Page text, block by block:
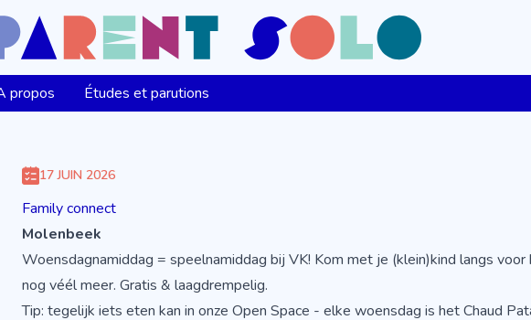
propos Études et parutions
17 JUIN 2026
Family connect
Molenbeek
Woensdagnamiddag = speelnamiddag bij VK! Kom met je (klein)kind langs
nog véél meer. Gratis & laagdrempelig.
Tip: tegelijk iets eten kan in onze Open Space - elke woensdag is het Chaud